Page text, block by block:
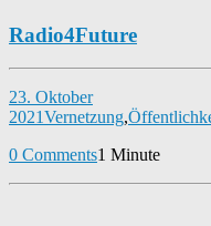
Radio4Future
23. Oktober
2021Vernetzung,
0 Comments1 Minute